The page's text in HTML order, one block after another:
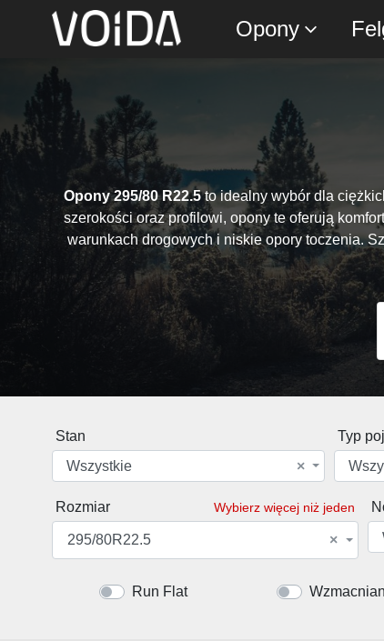
Opony
Opony 295/80 R22.5to idealny wybór dla
szerokości oraz profilowi, opony te oferują
warunkach drogowych i niskie opory toczenia.
Stan
×
Wszystkie
Typ
Rozmiar Wybierz więcej niż jeden
×
295/80R22.5
Run Flat